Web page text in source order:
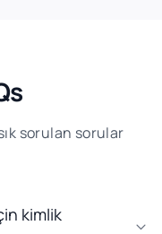
sorulan sorular
kimlik